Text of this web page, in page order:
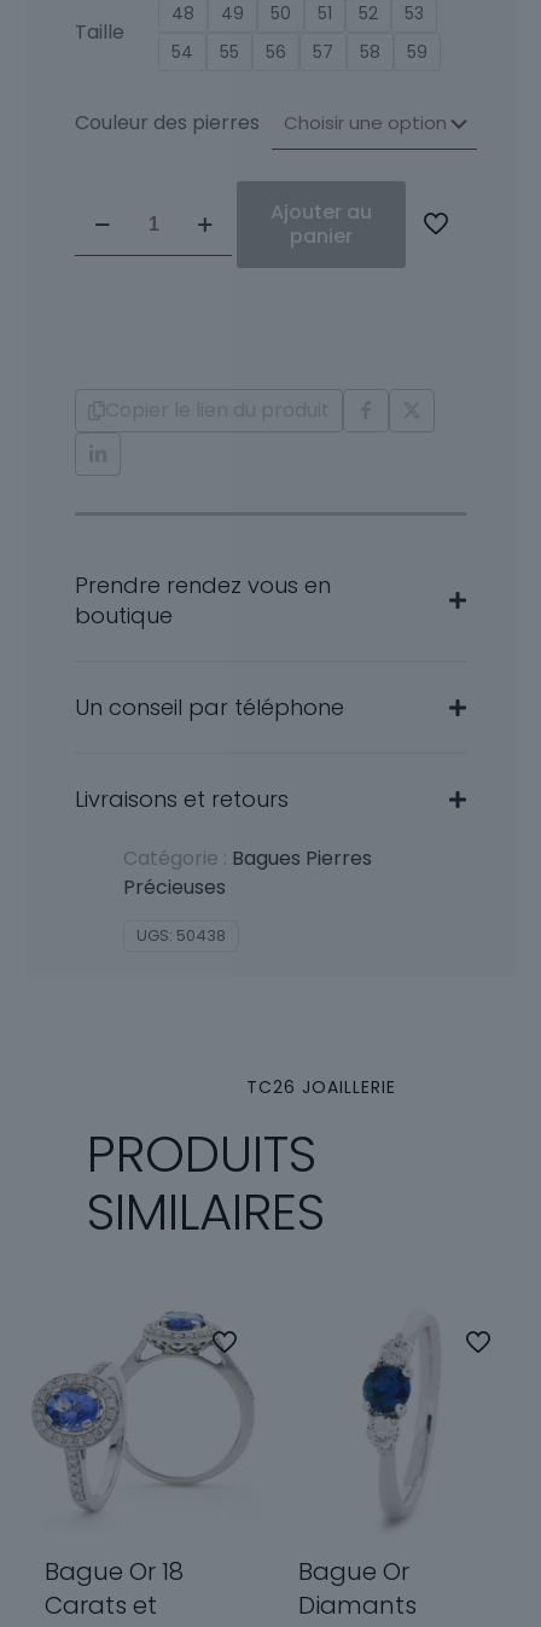
Taille
48 49 50 51 52
53
54
55 56 57 58 59
Couleur des pierres
Bague
Ajouter au
panier
Prendre rendez vous en
boutique
Un conseil par téléphone
Livraisons et retours
Catégorie : Bagues Pierres
Précieuses
UGS: 50438
TC26 JOAILLERIE
PRODUITS
SIMILAIRES
Bague Or 18
Carats et
Bague Or
Diamants